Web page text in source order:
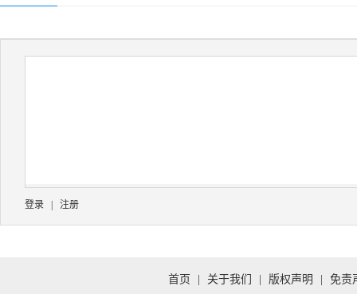
登录 注册
首页 关于我们 版权声明 免责